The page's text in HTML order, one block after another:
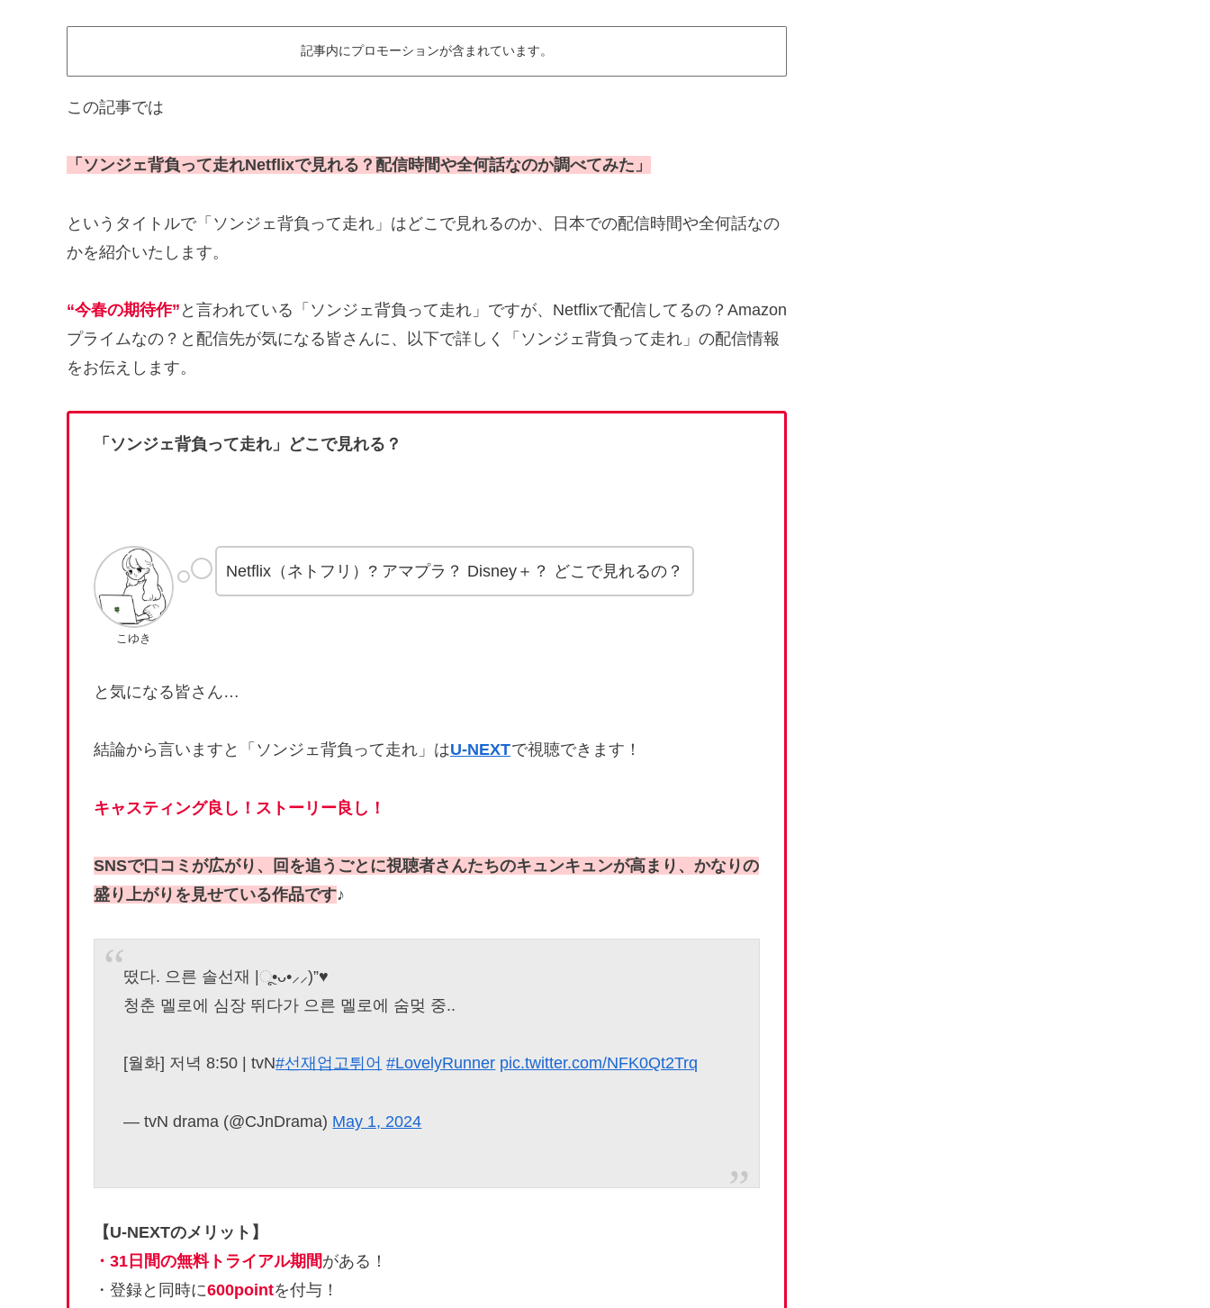
記事内にプロモーションが含まれています。
この記事では
「ソンジェ背負って走れNetflixで見れる？配信時間や全何話なのか調べてみた」
というタイトルで「ソンジェ背負って走れ」はどこで見れるのか、日本での配信時間や全何話なの
かを紹介いたします。
“今春の期待作” と言われている「ソンジェ背負って走れ」ですが、Netflixで配信してるの？Amazon
プライムなの？と配信先が気になる皆さんに、以下で詳しく「ソンジェ背負って走れ」の配信情報
をお伝えします。
「ソンジェ背負って走れ」どこで見れる？
こゆき
Netflix（ネトフリ）? アマプラ？ Disney＋？ どこで見れるの？
と気になる皆さん…
結論から言いますと「ソンジェ背負って走れ」はU-NEXTで視聴できます！
キャスティング良し！ストーリー良し！
SNSで口コミが広がり、回を追うごとに視聴者さんたちのキュンキュンが高まり、かなりの
盛り上がりを見せている作品です♪
떴다. 으른 솔선재 |ૂ•ᴗ•⸝⸝)”♥
청춘 멜로에 심장 뛰다가 으른 멜로에 숨멎 중..
[월화] 저녁 8:50 | tvN#선재업고튀어 #LovelyRunner pic.twitter.com/NFK0Qt2Trq
— tvN drama (@CJnDrama) May 1, 2024
【U-NEXTのメリット】
・31日間の無料トライアル期間がある！
・登録と同時に600pointを付与！